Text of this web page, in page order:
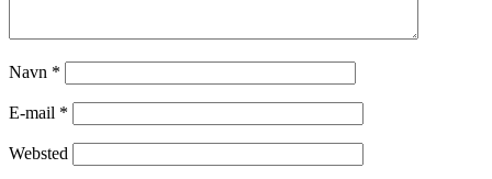
Navn *
E-mail *
Websted